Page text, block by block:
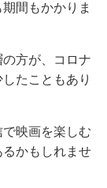
間もかかりま
方が、コロナ
たこともあり
映画を楽しむ
かもしれませ